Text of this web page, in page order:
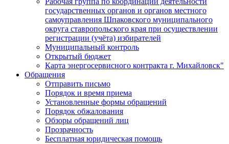
государственных органов и органов местного
самоуправления Шпаковского муниципального
округа ставропольского края при осуществлении
регистрации (учёта) избирателей
Муниципальный контроль
Открытый бюджет
Карта энергосервисного контракта г. Михайловск"
Обращения
Отправить письмо
Порядок и время приема
Установленные формы обращений
Порядок обжалования
Обзоры обращений лиц
Прозрачность
Бесплатная юридическая помощь